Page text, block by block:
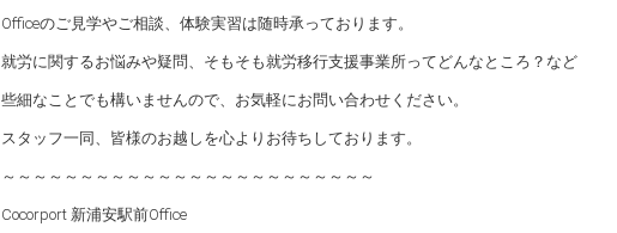
Officeのご見学やご相談、体験実習は随時承っております。
就労に関するお悩みや疑問、そもそも就労移行支援事業所ってどんなところ？など
些細なことでも構いませんので、お気軽にお問い合わせください。
スタッフ一同、皆様のお越しを心よりお待ちしております。
～～～～～～～～～～～～～～～～～～～～～～～～
Cocorport 新浦安駅前Office